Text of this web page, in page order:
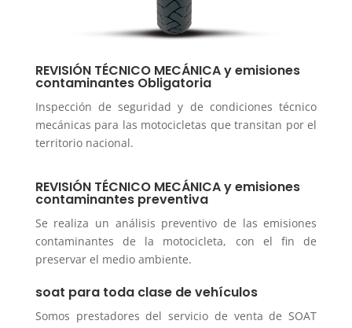
REVISIÓN TÉCNICO MECÁNICA y emisiones
contaminantes Obligatoria
Inspección de seguridad y de condiciones técnico
mecánicas para las motocicletas que transitan por el
territorio nacional.
REVISIÓN TÉCNICO MECÁNICA y emisiones
contaminantes preventiva
Se realiza un análisis preventivo de las emisiones
contaminantes de la motocicleta, con el fin de
preservar el medio ambiente.
soat para toda clase de vehículos
Somos prestadores del servicio de venta de SOAT